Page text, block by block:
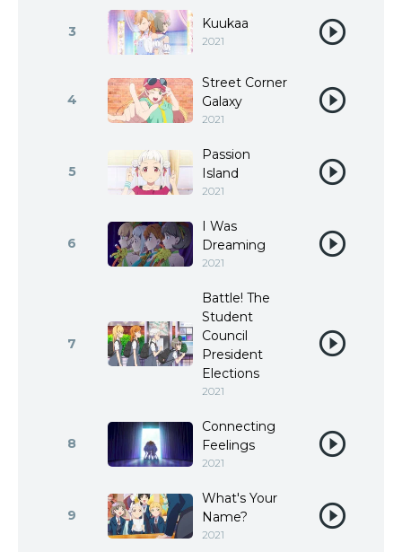
3 Kuukaa
2021
4
Street Corner
Galaxy
2021
5
Passion
Island
2021
6
I Was
Dreaming
2021
7
Battle! The
Student
Council
President
Elections
2021
8
Connecting
Feelings
2021
9
What's Your
Name?
2021